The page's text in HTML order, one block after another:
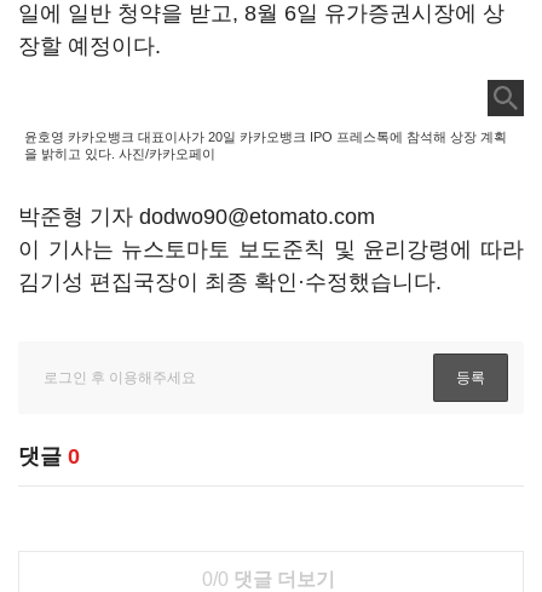
일에 일반 청약을 받고, 8월 6일 유가증권시장에 상
장할 예정이다.
윤호영 카카오뱅크 대표이사가 20일 카카오뱅크 IPO 프레스톡에 참석해 상장 계획
을 밝히고 있다. 사진/카카오페이
박준형 기자 dodwo90@etomato.com
이 기사는 뉴스토마토 보도준칙 및 윤리강령에 따라
김기성 편집국장이 최종 확인·수정했습니다.
댓글 0
0/0 댓글 더보기